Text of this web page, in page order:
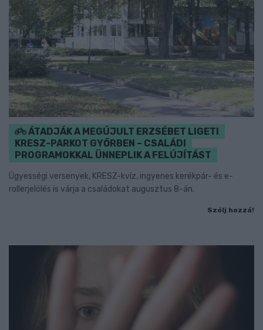
ÁTADJÁK A MEGÚJULT ERZSÉBET LIGETI
KRESZ-PARKOT GYŐRBEN – CSALÁDI
PROGRAMOKKAL ÜNNEPLIK A FELÚJÍTÁST
Ügyességi versenyek, KRESZ-kvíz, ingyenes kerékpár- és e-
rollerjelölés is várja a családokat augusztus 8-án.
Szólj hozzá!